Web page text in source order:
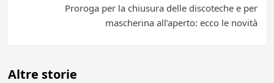
Proroga per la chiusura delle discoteche e per
mascherina all’aperto: ecco le novità
Altre storie